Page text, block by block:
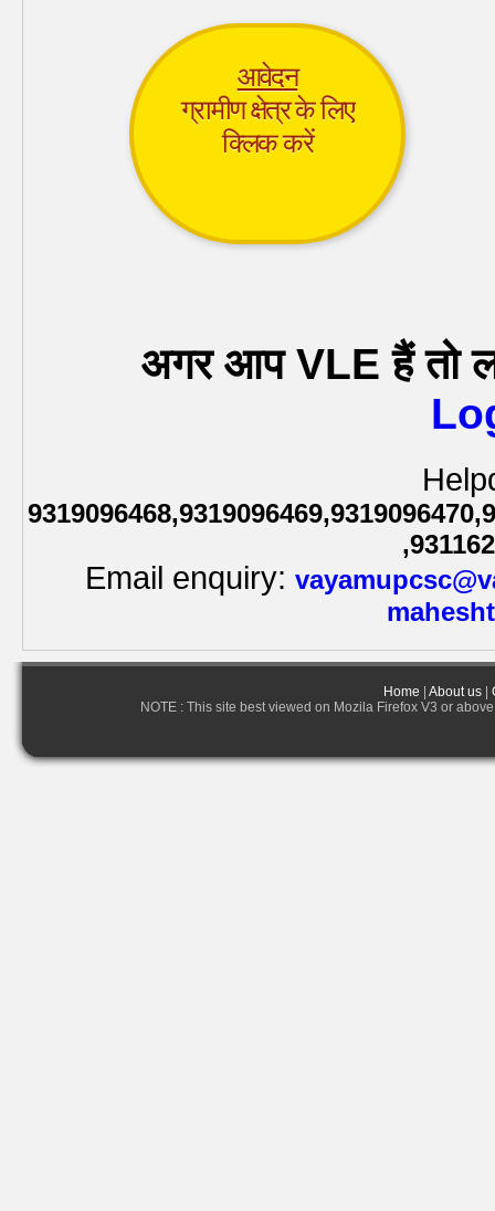
आवेदन
ग्रामीण क्षेत्र के लिए
क्लिक करें
अगर आप VLE हैं तो
Email enquiry:
Home |About us |
NOTE : This site best viewed on Mozila Firefox V3 or